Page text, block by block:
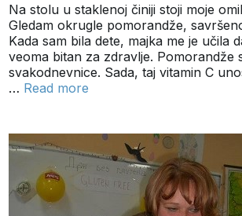
Na stolu u staklenoj činiji stoji moje
Gledam okrugle pomorandže,
Kada sam bila dete, majka me je učila
veoma bitan za zdravlje. Pomorandže
svakodnevnice. Sada, taj vitamin C
… Read more